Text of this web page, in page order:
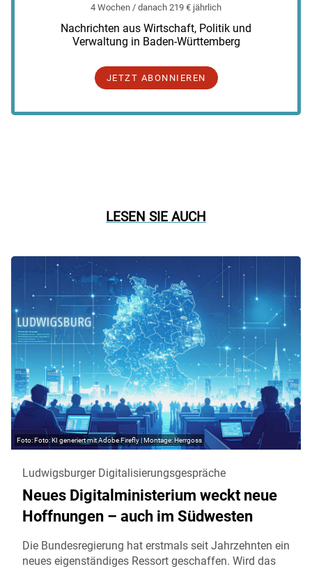
4 Wochen / danach 219 € jährlich
Nachrichten aus Wirtschaft, Politik und
Verwaltung in Baden-Württemberg
JETZT ABONNIEREN
LESEN SIE AUCH
Foto: KI generiert mit Adobe Firefly | Montage: Herrgoss
Ludwigsburger Digitalisierungsgespräche
Neues Digitalministerium weckt neue
Hoffnungen – auch im Südwesten
Die Bundesregierung hat erstmals seit Jahrzehnten ein
neues eigenständiges Ressort geschaffen. Wird das